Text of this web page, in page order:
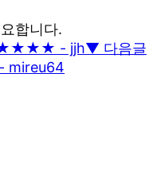
합니다.
- jjh▼ 다음글